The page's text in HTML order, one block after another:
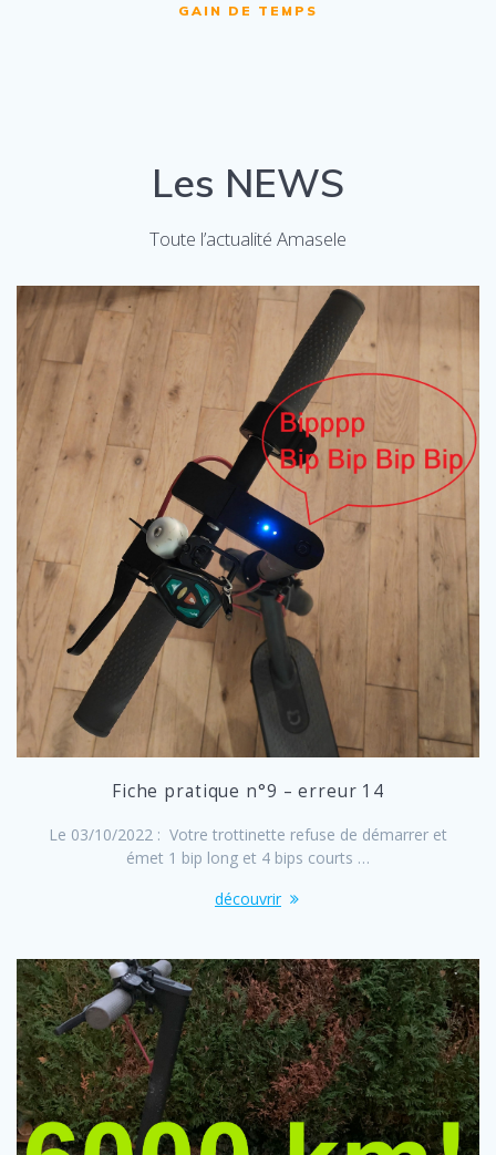
GAIN DE TEMPS
Les NEWS
Toute l’actualité Amasele
Fiche pratique n°9 – erreur 14
Le 03/10/2022 : Votre trottinette refuse de démarrer et
émet 1 bip long et 4 bips courts …
découvrir